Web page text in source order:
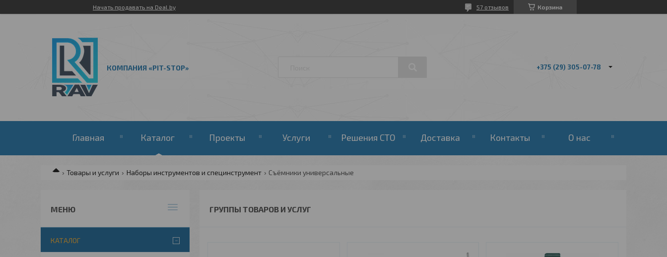
Начать продавать на Deal.by Корзина
57 отзывов
КОМПАНИЯ «PIT-STOP» +375 (29) 305-07-78
Главная Каталог Проекты Услуги Решения СТО Доставка Контакты О нас
Товары и услуги Наборы инструментов и специнструмент Съёмники универсальные
ГРУППЫ ТОВАРОВ И УСЛУГ
КАТАЛОГ